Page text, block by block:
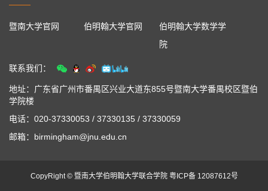
暨南大学官网 伯明翰大学官网
伯明翰大学数学学
院
联系我们：
地址：广东省广州市番禺区兴业大道东855号暨南大学番禺校区暨伯
学院楼
电话：020-37330053 / 37330135 / 37330059
邮箱：birmingham@jnu.edu.cn
CopyRight © 暨南大学伯明翰大学联合学院 粤ICP备 12087612号